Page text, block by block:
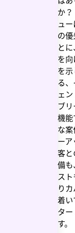
か
ュ
の
と
を
を
る
ェ
ブ
機能
な
ー
客と
備も
ス
り
着い
タ
す。